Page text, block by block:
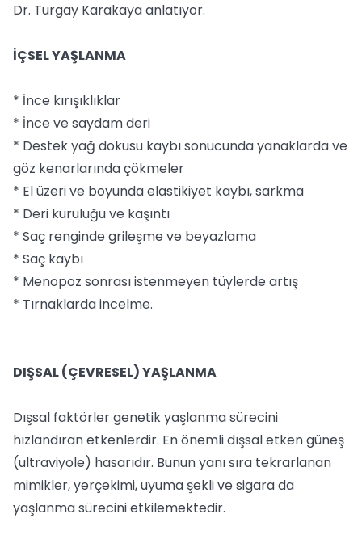
Dr. Turgay Karakaya anlatıyor.
İÇSEL YAŞLANMA
* İnce kırışıklıklar
* İnce ve saydam deri
* Destek yağ dokusu kaybı sonucunda yanaklarda ve
göz kenarlarında çökmeler
* El üzeri ve boyunda elastikiyet kaybı, sarkma
* Deri kuruluğu ve kaşıntı
* Saç renginde grileşme ve beyazlama
* Saç kaybı
* Menopoz sonrası istenmeyen tüylerde artış
* Tırnaklarda incelme.
DIŞSAL (ÇEVRESEL) YAŞLANMA
Dışsal faktörler genetik yaşlanma sürecini
hızlandıran etkenlerdir. En önemli dışsal etken güneş
(ultraviyole) hasarıdır. Bunun yanı sıra tekrarlanan
mimikler, yerçekimi, uyuma şekli ve sigara da
yaşlanma sürecini etkilemektedir.